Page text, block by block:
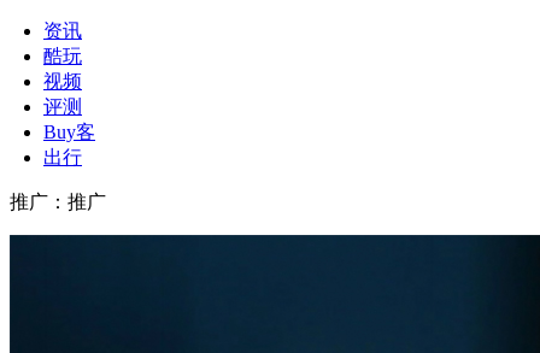
资讯
酷玩
视频
评测
Buy客
出行
推广 ： 推广